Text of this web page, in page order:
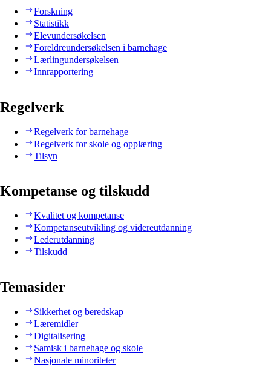
Forskning
Statistikk
Elevundersøkelsen
Foreldreundersøkelsen i barnehage
Lærlingundersøkelsen
Innrapportering
Regelverk
Regelverk for barnehage
Regelverk for skole og opplæring
Tilsyn
Kompetanse og tilskudd
Kvalitet og kompetanse
Kompetanseutvikling og videreutdanning
Lederutdanning
Tilskudd
Temasider
Sikkerhet og beredskap
Læremidler
Digitalisering
Samisk i barnehage og skole
Nasjonale minoriteter